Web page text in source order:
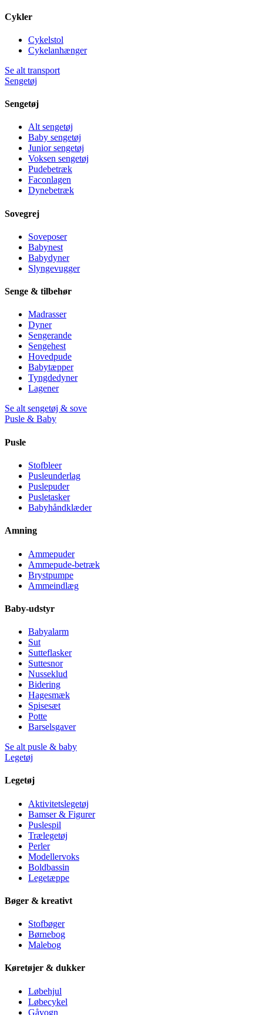
Cykler
Cykelstol
Cykelanhænger
Se alt transport
Sengetøj
Sengetøj
Alt sengetøj
Baby sengetøj
Junior sengetøj
Voksen sengetøj
Pudebetræk
Faconlagen
Dynebetræk
Sovegrej
Soveposer
Babynest
Babydyner
Slyngevugger
Senge & tilbehør
Madrasser
Dyner
Sengerande
Sengehest
Hovedpude
Babytæpper
Tyngdedyner
Lagener
Se alt sengetøj & sove
Pusle & Baby
Pusle
Stofbleer
Pusleunderlag
Puslepuder
Pusletasker
Babyhåndklæder
Amning
Ammepuder
Ammepude-betræk
Brystpumpe
Ammeindlæg
Baby-udstyr
Babyalarm
Sut
Sutteflasker
Suttesnor
Nusseklud
Bidering
Hagesmæk
Spisesæt
Potte
Barselsgaver
Se alt pusle & baby
Legetøj
Legetøj
Aktivitetslegetøj
Bamser & Figurer
Puslespil
Trælegetøj
Perler
Modellervoks
Boldbassin
Legetæppe
Bøger & kreativt
Stofbøger
Børnebog
Malebog
Køretøjer & dukker
Løbehjul
Løbecykel
Gåvogn